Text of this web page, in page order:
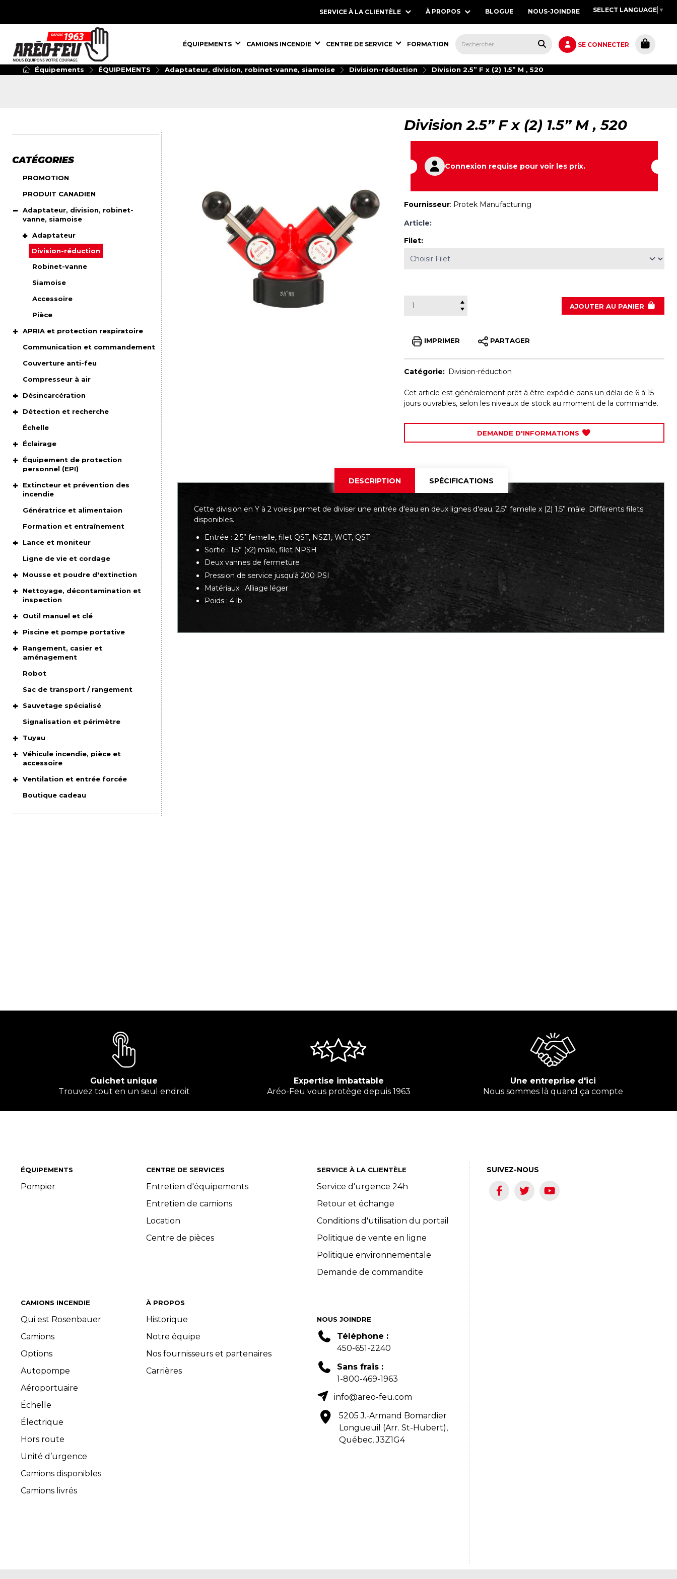
SERVICE À LA CLIENTÈLE À PROPOS BLOGUE NOUS-JOINDRE SELECT LANGUAGE ▼
SE CONNECTER
ÉQUIPEMENTS,
ÉQUIPEMENTS ÉQUIPEMENTS,
CAMIONS INCENDIE ÉQUIPEMENTS,
CENTRE DE SERVICE ÉQUIPEMENTS,
FORMATION
Équipements ÉQUIPEMENTS Adaptateur, division, robinet-vanne, siamoise Division-réduction Division 2.5” F x (2) 1.5” M , 520
CATÉGORIES
PROMOTION
PRODUIT CANADIEN
Adaptateur, division, robinet-
vanne, siamoise
Adaptateur
Division-réduction
Robinet-vanne
Siamoise
Accessoire
Pièce
APRIA et protection respiratoire
Communication et commandement
Couverture anti-feu
Compresseur à air
Désincarcération
Détection et recherche
Échelle
Éclairage
Équipement de protection
personnel (EPI)
Extincteur et prévention des
incendie
Génératrice et alimentaion
Formation et entraînement
Lance et moniteur
Ligne de vie et cordage
Mousse et poudre d'extinction
Nettoyage, décontamination et
inspection
Outil manuel et clé
Piscine et pompe portative
Rangement, casier et
aménagement
Robot
Sac de transport / rangement
Sauvetage spécialisé
Signalisation et périmètre
Tuyau
Véhicule incendie, pièce et
accessoire
Ventilation et entrée forcée
Boutique cadeau
Division 2.5” F x (2) 1.5” M , 520
Connexion requise pour voir les prix.
Fournisseur: Protek Manufacturing
Article:
Filet:
AJOUTERAU PANIER
IMPRIMER PARTAGER
Catégorie: Division-réduction
Cet article est généralement prêt à être expédié dans un délai de 6 à 15
jours ouvrables, selon les niveaux de stock au moment de la commande.
DEMANDE D'INFORMATIONS
DESCRIPTION SPÉCIFICATIONS
Cette division en Y à 2 voies permet de diviser une entrée d'eau en deux lignes d'eau. 2.5” femelle x (2) 1.5” mâle. Différents filets
disponibles.
Entrée : 2.5” femelle, filet QST, NSZ1, WCT, QST
Sortie : 1.5” (x2) mâle, filet NPSH
Deux vannes de fermeture
Pression de service jusqu'à 200 PSI
Matériaux : Alliage léger
Poids : 4 lb
Guichet unique
Trouvez tout en un seul endroit
Expertise imbattable
Aréo-Feu vous protège depuis 1963
Une entreprise d'ici
Nous sommes là quand ça compte
ÉQUIPEMENTS
Pompier
CAMIONS INCENDIE
Qui est Rosenbauer
Camions
Options
Autopompe
Aéroportuaire
Échelle
Électrique
Hors route
Unité d’urgence
Camions disponibles
Camions livrés
CENTRE DE SERVICES
Entretien d'équipements
Entretien de camions
Location
Centre de pièces
À PROPOS
Historique
Notre équipe
Nos fournisseurs et partenaires
Carrières
SERVICE À LA CLIENTÈLE
Service d'urgence 24h
Retour et échange
Conditions d'utilisation du portail
Politique de vente en ligne
Politique environnementale
Demande de commandite
NOUS JOINDRE
Téléphone :
450-651-2240
Sans frais :
1-800-469-1963
info@areo-feu.com
5205 J.-Armand Bomardier
Longueuil (Arr. St-Hubert),
Québec, J3Z1G4
SUIVEZ-NOUS